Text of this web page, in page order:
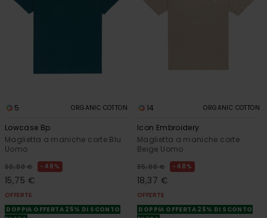
5 ORGANIC COTTON
Lowcase Bp
Maglietta a maniche corte Blu
Uomo
30,00 € 48%
15,75 €
OFFERTE
DOPPIA OFFERTA 25% DI SCONTO
14 ORGANIC COTTON
Icon Embroidery
Maglietta a maniche corte
Beige Uomo
35,00 € 48%
18,37 €
OFFERTE
DOPPIA OFFERTA 25% DI SCONTO